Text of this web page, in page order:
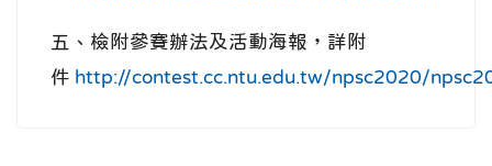
五、檢附參賽辦法及活動海報，詳附
件 http://contest.cc.ntu.edu.tw/npsc2020/